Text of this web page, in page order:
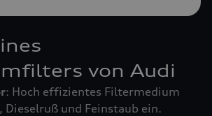
von Audi
: Hoch effizientes Filtermedium
Dieselruß und Feinstaub ein.